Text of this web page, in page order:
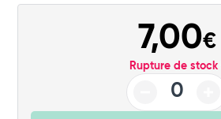
7,00€
Rupture de stock